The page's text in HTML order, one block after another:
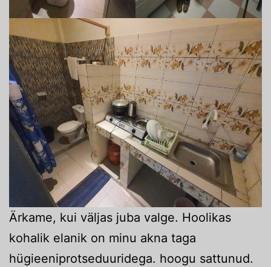
Ärkame, kui väljas juba valge. Hoolikas
kohalik elanik on minu akna taga
hügieeniprotseduuridega. hoogu sattunud.